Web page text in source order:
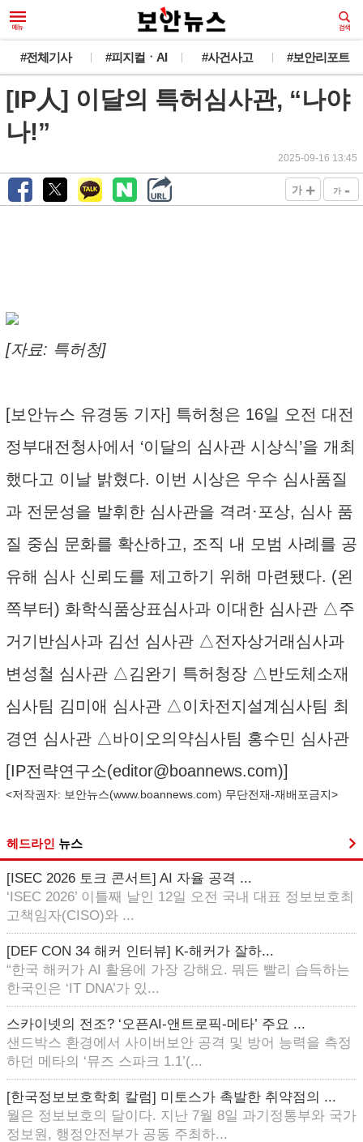
#전체기사 #피지컬ㆍAI #사건사고 #보안리포트
[IP人] 이달의 특허심사관, “나야
나!”
2025-09-16 13:45
가 + 가 -
[자료: 특허청]
[보안뉴스 유경동 기자] 특허청은 16일 오전 대전
정부대전청사에서 ‘이달의 심사관 시상식’을 개최
했다고 이날 밝혔다. 이번 시상은 우수 심사품질
과 전문성을 발휘한 심사관을 격려·포상, 심사 품
질 중심 문화를 확산하고, 조직 내 모범 사례를 공
유해 심사 신뢰도를 제고하기 위해 마련됐다. (왼
쪽부터) 화학식품상표심사과 이대한 심사관 △주
거기반심사과 김선 심사관 △전자상거래심사과
변성철 심사관 △김완기 특허청장 △반도체소재
심사팀 김미애 심사관 △이차전지설계심사팀 최
경연 심사관 △바이오의약심사팀 홍수민 심사관
[IP전략연구소(editor@boannews.com)]
<저작권자: 보안뉴스(www.boannews.com) 무단전재-재배포금지>
헤드라인 뉴스
[ISEC 2026 토크 콘서트] AI 자율 공격 ...
‘ISEC 2026’ 이틀째 날인 12일 오전 국내 대표 정보보호최
고책임자(CISO)와 ...
[DEF CON 34 해커 인터뷰] K-해커가 잘하...
“한국 해커가 AI 활용에 가장 강해요. 뭐든 빨리 습득하는
한국인은 ‘IT DNA’가 있...
스카이넷의 전조? ‘오픈AI-앤트로픽-메타’ 주요 ...
샌드박스 환경에서 사이버보안 공격 및 방어 능력을 측정
하던 메타의 ‘뮤즈 스파크 1.1’(...
[한국정보보호학회 칼럼] 미토스가 촉발한 취약점의 ...
월은 정보보호의 달이다. 지난 7월 8일 과기정통부와 국가
정보원, 행정안전부가 공동 주최하...